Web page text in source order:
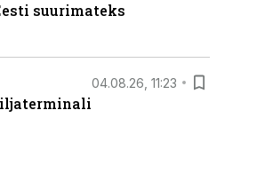
suurimateks
04.08.26, 11:23